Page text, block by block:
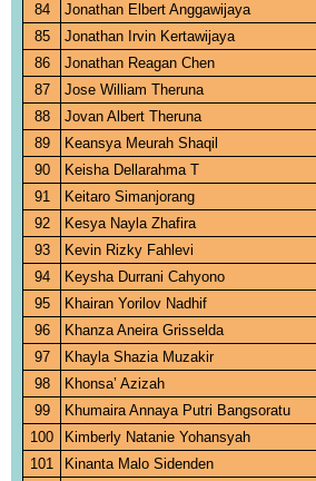
84
Jonathan Elbert Anggawijaya
85
Jonathan Irvin Kertawijaya
86
Jonathan Reagan Chen
87
Jose William Theruna
88
Jovan Albert Theruna
89
Keansya Meurah Shaqil
90
Keisha Dellarahma T
91
Keitaro Simanjorang
92
Kesya Nayla Zhafira
93
Kevin Rizky Fahlevi
94
Keysha Durrani Cahyono
95
Khairan Yorilov Nadhif
96
Khanza Aneira Grisselda
97
Khayla Shazia Muzakir
98
Khonsa’ Azizah
99
Khumaira Annaya Putri Bangsoratu
100
Kimberly Natanie Yohansyah
101
Kinanta Malo Sidenden